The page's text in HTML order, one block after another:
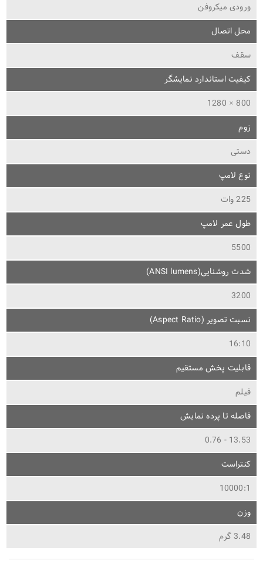
ورودی میکروفن
محل اتصال
سقف
کیفیت استاندارد نمایشگر
800 × 1280
زوم
دستی
نوع لامپ
225 وات
طول عمر لامپ
5500
شدت روشنایی(ANSI lumens)
3200
نسبت تصویر (Aspect Ratio)
16:10
قابلیت پخش مستقیم
فیلم
فاصله تا پرده نمایش
13.53 - 0.76
کنتراست
10000:1
وزن
3.48 گرم